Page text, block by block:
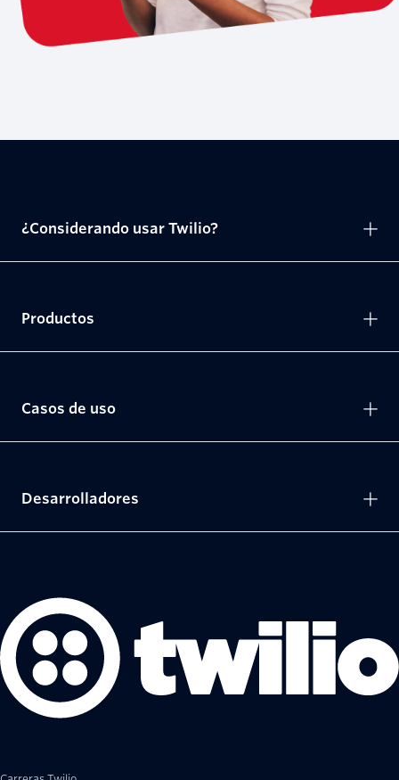
¿Considerando usar Twilio?
Productos
Casos de uso
Desarrolladores